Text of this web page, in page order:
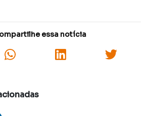
essa notícia